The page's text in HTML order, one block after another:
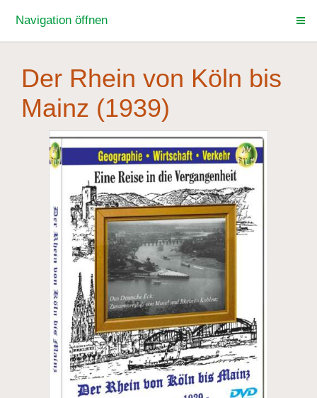
Navigation öffnen
Der Rhein von Köln bis
Mainz (1939)